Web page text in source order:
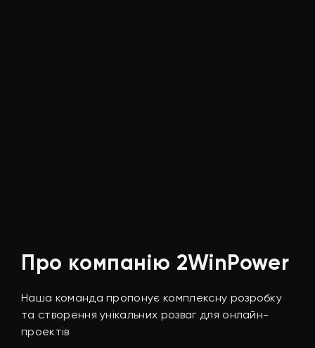
Про компанію 2WinPower
Наша команда пропонує комплексну розробку
та створення унікальних розваг для онлайн-
проектів